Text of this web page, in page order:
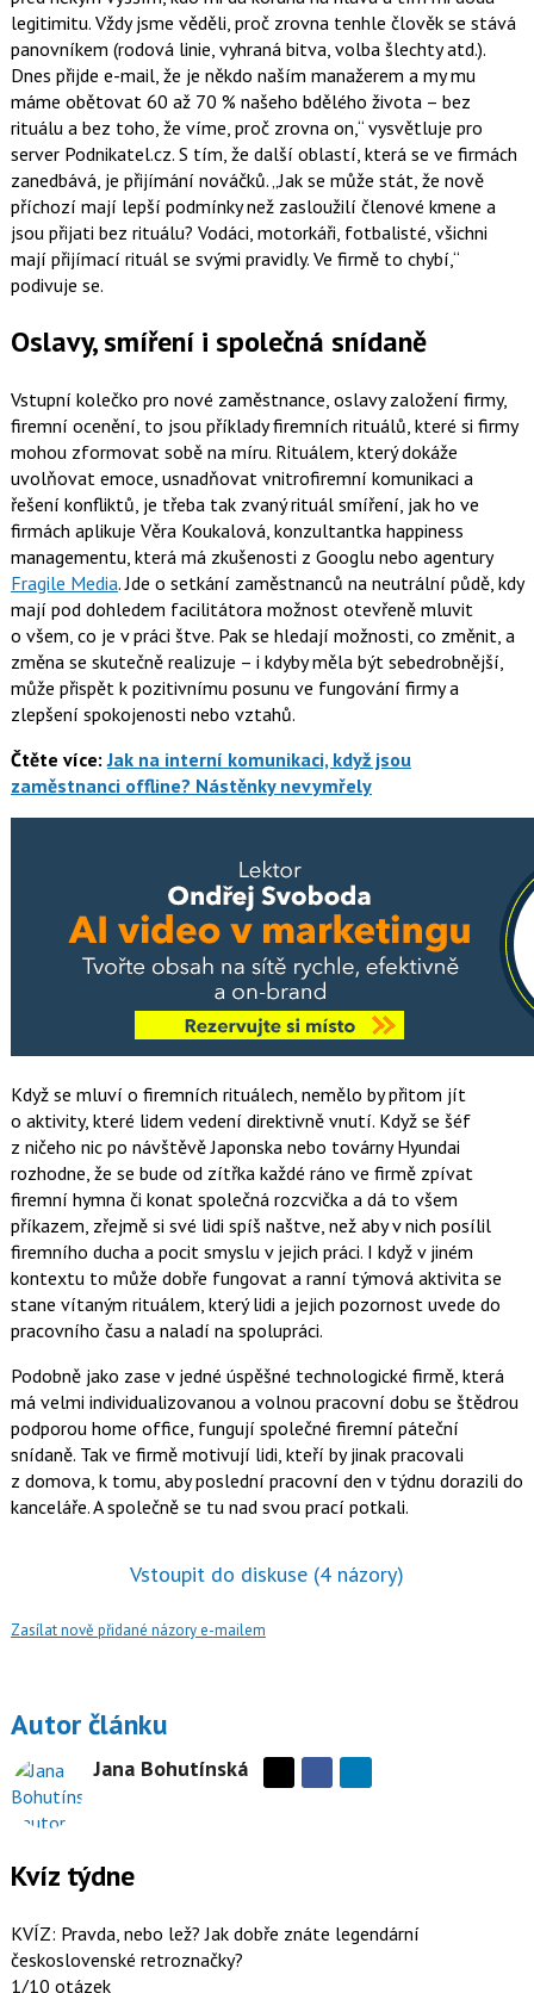
legitimitu. Vždy jsme věděli, proč zrovna tenhle člověk se stává
panovníkem (rodová linie, vyhraná bitva, volba šlechty atd.).
Dnes přijde e-mail, že je někdo naším manažerem a my mu
máme obětovat 60 až 70 % našeho bdělého života – bez
rituálu a bez toho, že víme, proč zrovna on, vysvětluje pro
server Podnikatel.cz. S tím, že další oblastí, která se ve firmách
zanedbává, je přijímání nováčků. Jak se může stát, že nově
příchozí mají lepší podmínky než zasloužilí členové kmene a
jsou přijati bez rituálu? Vodáci, motorkáři, fotbalisté, všichni
mají přijímací rituál se svými pravidly. Ve firmě to chybí,
podivuje se.
Oslavy, smíření i společná snídaně
Vstupní kolečko pro nové zaměstnance, oslavy založení firmy,
firemní ocenění, to jsou příklady firemních rituálů, které si firmy
mohou zformovat sobě na míru. Rituálem, který dokáže
uvolňovat emoce, usnadňovat vnitrofiremní komunikaci a
řešení konfliktů, je třeba tak zvaný rituál smíření, jak ho ve
firmách aplikuje Věra Koukalová , konzultantka happiness
managementu, která má zkušenosti z Googlu nebo agentury
Fragile Media. Jde o setkání zaměstnanců na neutrální půdě, kdy
mají pod dohledem facilitátora možnost otevřeně mluvit
o všem, co je v práci štve. Pak se hledají možnosti, co změnit, a
změna se skutečně realizuje – i kdyby měla být sebedrobnější,
může přispět k pozitivnímu posunu ve fungování firmy a
zlepšení spokojenosti nebo vztahů.
Čtěte více:Jak na interní komunikaci, když jsou
zaměstnanci offline? Nástěnky nevymřely
Když se mluví o firemních rituálech, nemělo by přitom jít
o aktivity, které lidem vedení direktivně vnutí. Když se šéf
z ničeho nic po návštěvě Japonska nebo továrny Hyundai
rozhodne, že se bude od zítřka každé ráno ve firmě zpívat
firemní hymna či konat společná rozcvička a dá to všem
příkazem, zřejmě si své lidi spíš naštve, než aby v nich posílil
firemního ducha a pocit smyslu v jejich práci. I když v jiném
kontextu to může dobře fungovat a ranní týmová aktivita se
stane vítaným rituálem, který lidi a jejich pozornost uvede do
pracovního času a naladí na spolupráci.
Podobně jako zase v jedné úspěšné technologické firmě, která
má velmi individualizovanou a volnou pracovní dobu se štědrou
podporou home office, fungují společné firemní páteční
snídaně. Tak ve firmě motivují lidi, kteří by jinak pracovali
z domova, k tomu, aby poslední pracovní den v týdnu dorazili do
kanceláře. A společně se tu nad svou prací potkali.
Vstoupit do diskuse (4 názory)
Zasílat nově přidané názory e-mailem
Autor článku
Jana Bohutínská
Sdílejte
Kvíz týdne
KVÍZ: Pravda, nebo lež? Jak dobře znáte legendární
československé retroznačky?
1/10 otázek